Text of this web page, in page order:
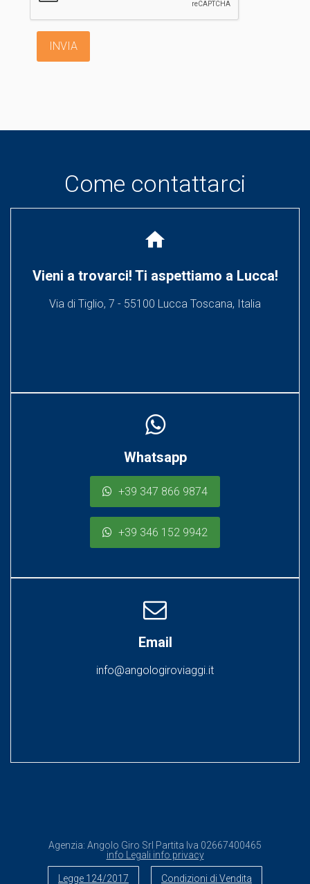
INVIA
Come contattarci
home
Vieni a trovarci! Ti aspettiamo a Lucca!
Via di Tiglio, 7 - 55100 Lucca Toscana, Italia
Whatsapp
+39 347 866 9874
+39 346 152 9942
Email
info@angologiroviaggi.it
Agenzia: Angolo Giro Srl Partita Iva 02667400465
info Legali info privacy
Legge 124/2017 Condizioni di Vendita